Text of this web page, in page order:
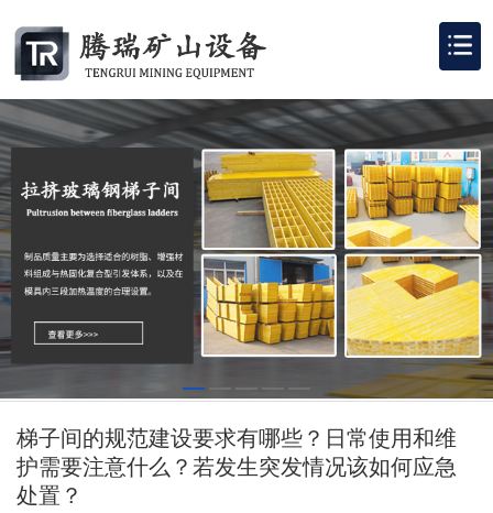
梯子间的规范建设要求有哪些？日常使用和维
护需要注意什么？若发生突发情况该如何应急
处置？